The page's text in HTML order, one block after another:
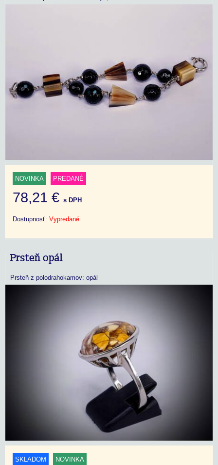
NOVINKA PREDANÉ
78,21 € s DPH
Dostupnosť: Vypredané
Prsteň opál
Prsteň z polodrahokamov: opál
SKLADOM NOVINKA